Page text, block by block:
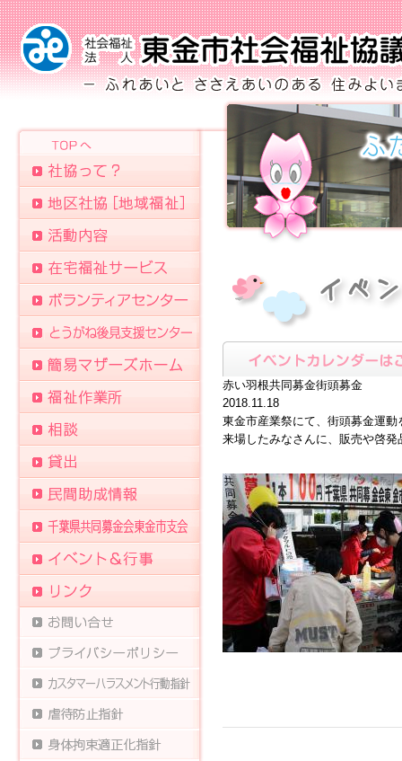
赤い羽根共同募金街頭募金
2018.11.18
東金市産業祭にて、街頭募金運動
来場したみなさんに、販売や啓